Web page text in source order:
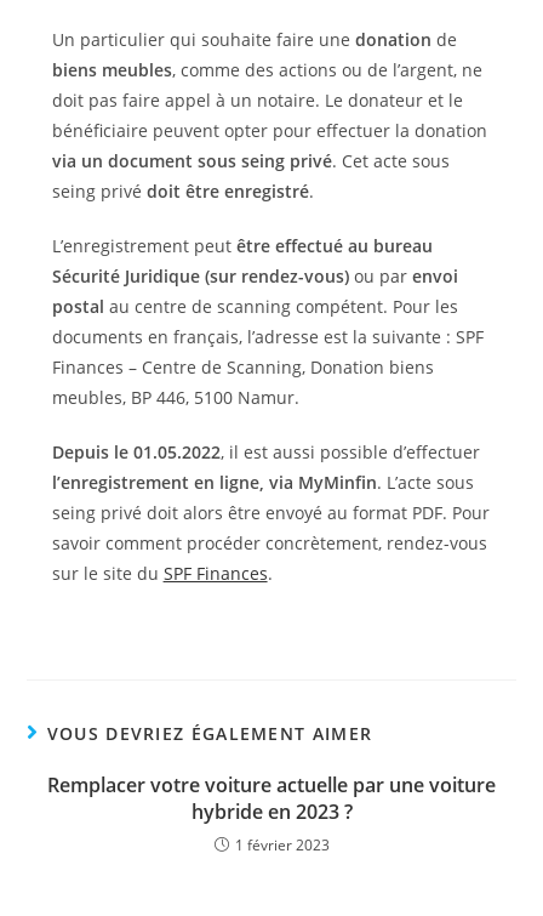
Un particulier qui souhaite faire une donation de
biens meubles, comme des actions ou de l’argent, ne
doit pas faire appel à un notaire. Le donateur et le
bénéficiaire peuvent opter pour effectuer la donation
via un document sous seing privé. Cet acte sous
seing privé doit être enregistré.
L’enregistrement peut être effectué au bureau
Sécurité Juridique (sur rendez-vous) ou par envoi
postal au centre de scanning compétent. Pour les
documents en français, l’adresse est la suivante : SPF
Finances – Centre de Scanning, Donation biens
meubles, BP 446, 5100 Namur.
Depuis le 01.05.2022, il est aussi possible d’effectuer
l’enregistrement en ligne, via MyMinfin. L’acte sous
seing privé doit alors être envoyé au format PDF. Pour
savoir comment procéder concrètement, rendez-vous
sur le site du SPF Finances.
VOUS DEVRIEZ ÉGALEMENT AIMER
Remplacer votre voiture actuelle par une voiture
hybride en 2023 ?
1 février 2023